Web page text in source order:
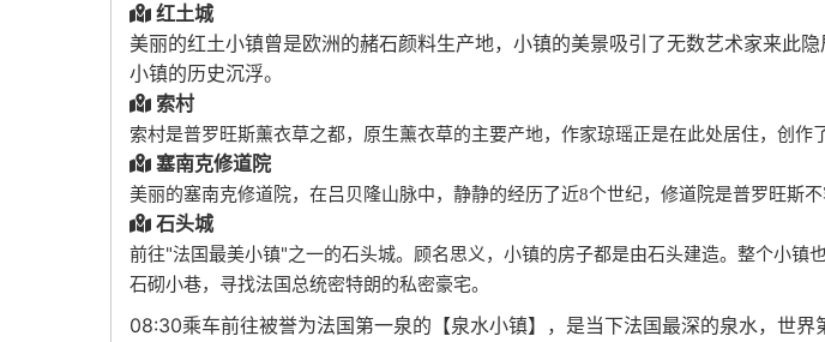
红土城
美丽的红土小镇曾是欧洲的赭石颜料生产地，小镇的美景吸引了无数艺术家来此
小镇的历史沉浮。
索村
索村是普罗旺斯薰衣草之都，原生薰衣草的主要产地，作家琼瑶正是在此处居住，创作
塞南克修道院
美丽的塞南克修道院，在吕贝隆山脉中，静静的经历了近8个世纪，修道院是普罗旺斯不
石头城
前往"法国最美小镇"之一的石头城。顾名思义，小镇的房子都是由石头建造。整个小
石砌小巷，寻找法国总统密特朗的私密豪宅。
08:30乘车前往被誉为法国第一泉的【泉水小镇】，是当下法国最深的泉水，世